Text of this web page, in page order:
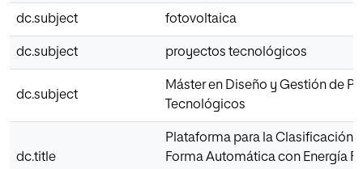
dc.subject fotovoltaica
dc.subject proyectos tecnológicos
dc.subject
Máster en Diseño y Gestión de
Tecnológicos
dc.title
Plataforma para la Clasificación
Forma Automática con Energía